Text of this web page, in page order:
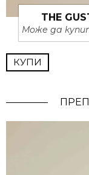
THE
Може да
КУПИ